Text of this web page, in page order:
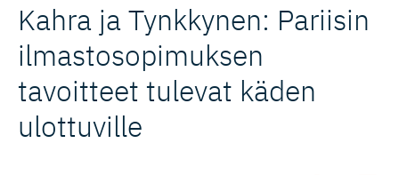
Kahra ja Tynkkynen: Pariisin
ilmastoso­pi­muksen
tavoitteet tulevat käden
ulottuville